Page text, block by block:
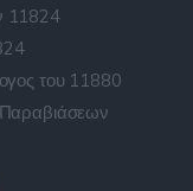
11824
του 11880
Παραβιάσεων